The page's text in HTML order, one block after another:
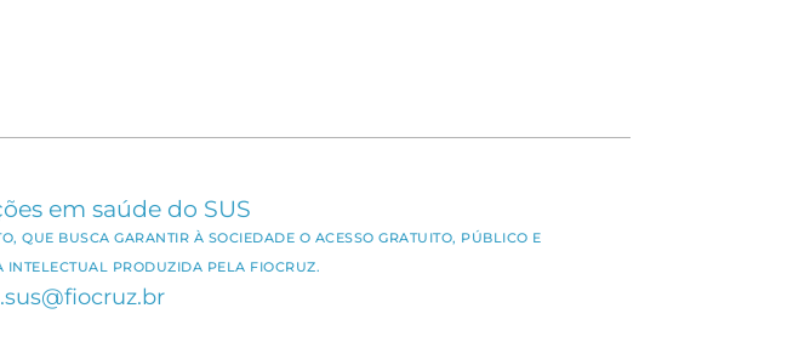
em saúde do SUS
QUE BUSCA GARANTIR À SOCIEDADE O ACESSO GRATUITO, PÚBLICO E
INTELECTUAL PRODUZIDA PELA FIOCRUZ.